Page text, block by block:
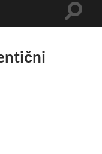
Toggle